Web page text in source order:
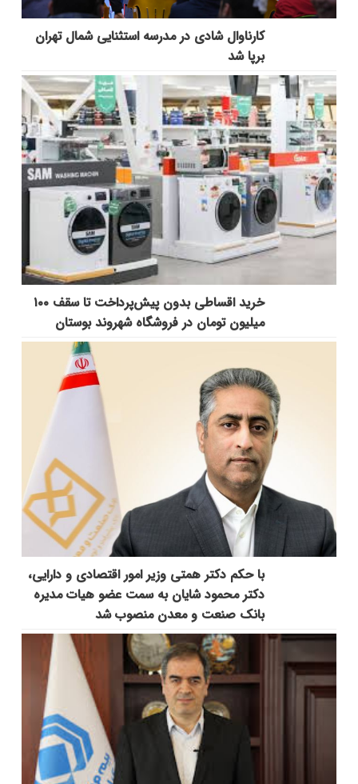
کارناوال شادی در مدرسه استثنایی شمال تهران
برپا شد
خرید اقساطی بدون پیش‌پرداخت تا سقف ۱۰۰
میلیون تومان در فروشگاه شهروند بوستان
با حکم دکتر همتی وزیر امور اقتصادی و دارایی،
دکتر محمود شایان به سمت عضو هیات مدیره
بانک صنعت و معدن منصوب شد